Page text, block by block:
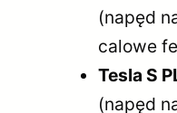
(napęd
calowe
Tesla S
(napęd